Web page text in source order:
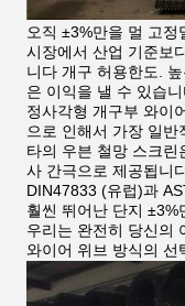
오직 ±3%만을 멀 고
시장에서 산업 기준보
니다 개구 허용한도.
은 이익을 낼 수 있습니
정사각형 개구부 와이
으로 인해서 가장 일
타의 우븐 철망 스크
사 간극으로 제공됩니
DIN47833 (유럽)과
훨씬 뛰어난 단지 ±3%
우리는 완전히 당신의
와이어 위브 방식의 선